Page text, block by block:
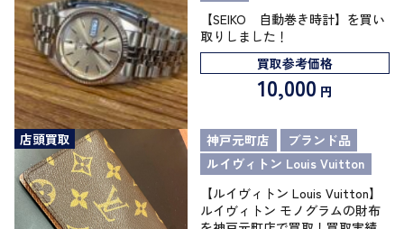
【SEIKO 自動巻き時計】を買い
取りしました！
買取参考価格
10,000 円
店頭買取 神戸元町店
ブランド品
ルイヴィトン Louis Vuitton
【ルイヴィトン Louis Vuitton】
ルイヴィトン モノグラムの財布